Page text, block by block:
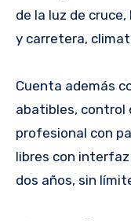
de la luz de
y carretera,
Cuenta además
abatibles, control
profesional con
libres con interfaz
dos años, sin